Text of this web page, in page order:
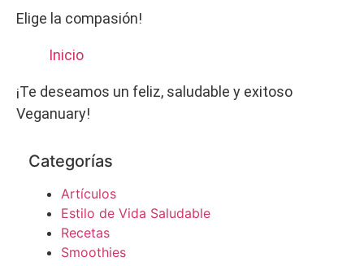
Elige la compasión!
Inicio
¡Te deseamos un feliz, saludable y exitoso
Veganuary!
Categorías
Artículos
Estilo de Vida Saludable
Recetas
Smoothies